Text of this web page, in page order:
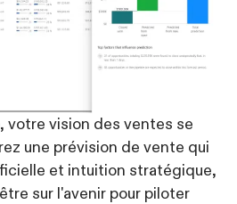
votre vision des ventes se
une prévision de vente qui
et intuition stratégique,
sur l'avenir pour piloter